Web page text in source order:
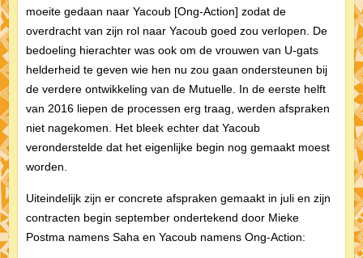
moeite gedaan naar Yacoub [Ong-Action] zodat de
overdracht van zijn rol naar Yacoub goed zou verlopen. De
bedoeling hierachter was ook om de vrouwen van U-gats
helderheid te geven wie hen nu zou gaan ondersteunen bij
de verdere ontwikkeling van de Mutuelle. In de eerste helft
van 2016 liepen de processen erg traag, werden afspraken
niet nagekomen. Het bleek echter dat Yacoub
veronderstelde dat het eigenlijke begin nog gemaakt moest
worden.
Uiteindelijk zijn er concrete afspraken gemaakt in juli en zijn
contracten begin september ondertekend door Mieke
Postma namens Saha en Yacoub namens Ong-Action: